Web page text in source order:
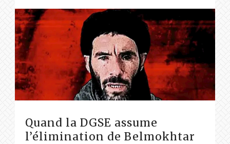
Quand la DGSE assume
l’élimination de Belmokhtar